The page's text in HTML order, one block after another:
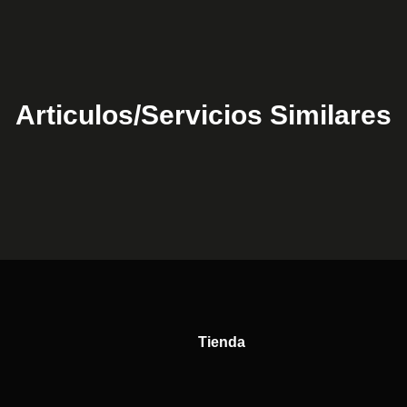
Articulos/Servicios Similares
Tienda